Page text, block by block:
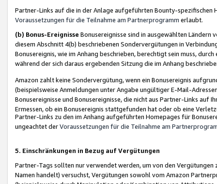
Partner-Links auf die in der Anlage aufgeführten Bounty-spezifischen
Voraussetzungen für die Teilnahme am Partnerprogramm erlaubt.
(b) Bonus-Ereignisse Bonusereignisse sind in ausgewählten Ländern
diesem Abschnitt 4(b) beschriebenen Sondervergütungen in
Bonusereignis, wie im Anhang beschrieben, berechtigt sein muss,
während der sich daraus ergebenden Sitzung die im Anhang
Amazon zahlt keine Sondervergütung, wenn ein Bonusereignis
(beispielsweise Anmeldungen unter Angabe ungültiger E-Mail-
Bonusereignisse und Bonusereignisse, die nicht aus Partner-Links auf
Ermessen, ob ein Bonusereignis stattgefunden hat oder ob eine
Partner-Links zu den im Anhang aufgeführten Homepages für
ungeachtet derVoraussetzungen für die Teilnahme am
5. Einschränkungen in Bezug auf Vergütungen
Partner-Tags sollten nur verwendet werden, um von den
Namen handelt) versuchst, Vergütungen sowohl vom Amazon